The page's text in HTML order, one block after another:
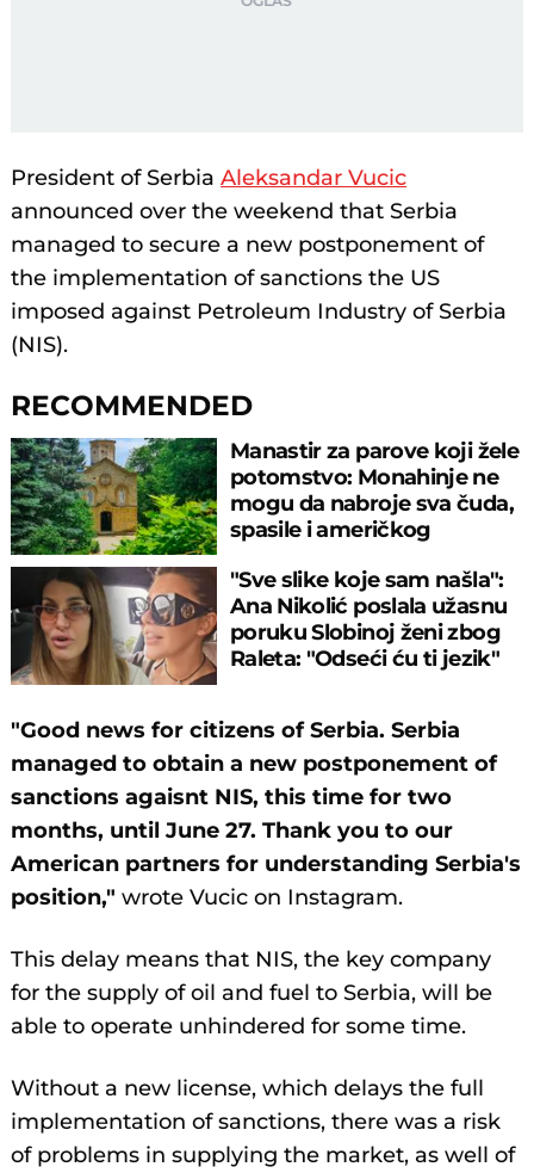
President of SerbiaAleksandar Vucic
announced over the weekend that Serbia
managed to secure a new postponement of
the implementation of sanctions the US
imposed against Petroleum Industry of Serbia
(NIS).
RECOMMENDED
Manastir za parove koji žele
potomstvo: Monahinje ne
mogu da nabroje sva čuda,
spasile i američkog
"Sve slike koje sam našla":
Ana Nikolić poslala užasnu
poruku Slobinoj ženi zbog
Raleta: "Odseći ću ti jezik"
"Good news for citizens of Serbia. Serbia
managed to obtain a new postponement of
sanctions agaisnt NIS, this time for two
months, until June 27. Thank you to our
American partners for understanding Serbia's
position," wrote Vucic on Instagram.
This delay means that NIS, the key company
for the supply of oil and fuel to Serbia, will be
able to operate unhindered for some time.
Without a new license, which delays the full
implementation of sanctions, there was a risk
of problems in supplying the market, as well of